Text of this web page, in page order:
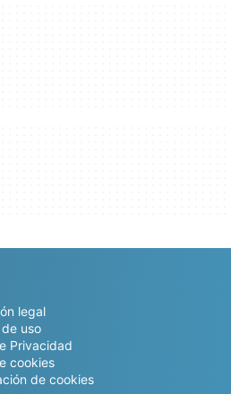
legal
uso
Privacidad
cookies
de cookies